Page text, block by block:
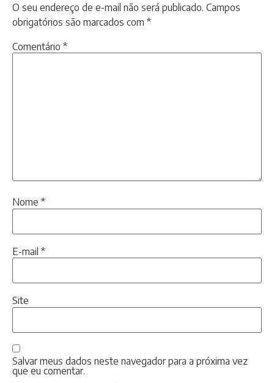
O seu endereço de e-mail não será publicado. Campos
obrigatórios são marcados com *
Comentário *
Nome *
E-mail *
Site
Salvar meus dados neste navegador para a próxima vez
que eu comentar.